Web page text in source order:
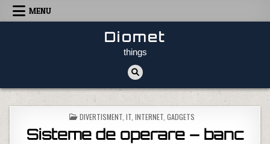
Skip to content
MENU
Diomet
things
POSTED IN
DIVERTISMENT IT, INTERNET, GADGETS
Sisteme de operare – banc